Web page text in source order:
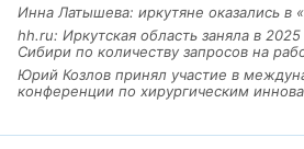
Инна Латышева: иркутяне оказались в
hh.ru: Иркутская область заняла в
Сибири по количеству запросов на
Юрий Козлов принял участие в
конференции по хирургическим
рублей